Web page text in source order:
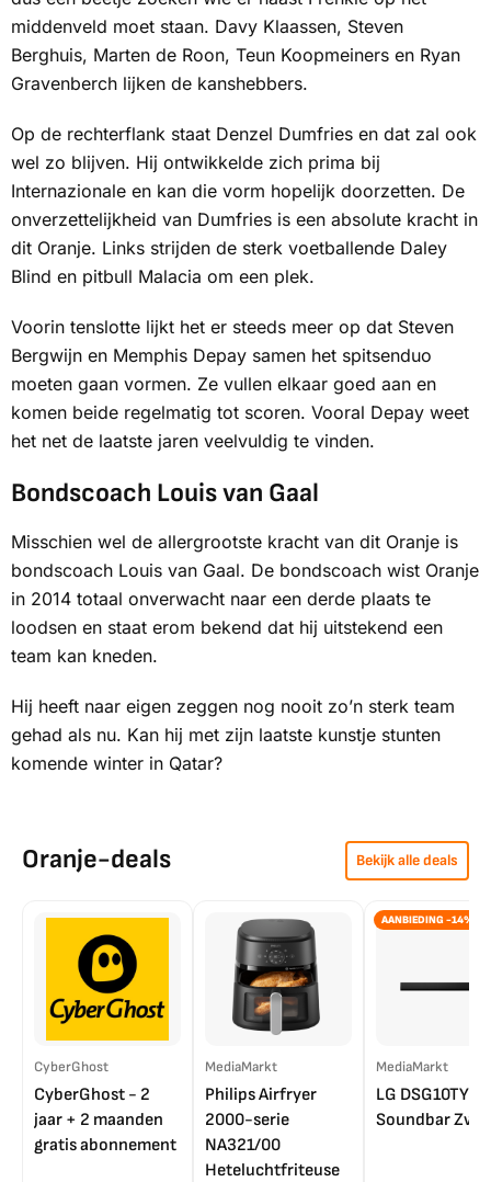
middenveld moet staan. Davy Klaassen, Steven
Berghuis, Marten de Roon, Teun Koopmeiners en Ryan
Gravenberch lijken de kanshebbers.
Op de rechterflank staat Denzel Dumfries en dat zal ook
wel zo blijven. Hij ontwikkelde zich prima bij
Internazionale en kan die vorm hopelijk doorzetten. De
onverzettelijkheid van Dumfries is een absolute kracht in
dit Oranje. Links strijden de sterk voetballende Daley
Blind en pitbull Malacia om een plek.
Voorin tenslotte lijkt het er steeds meer op dat Steven
Bergwijn en Memphis Depay samen het spitsenduo
moeten gaan vormen. Ze vullen elkaar goed aan en
komen beide regelmatig tot scoren. Vooral Depay weet
het net de laatste jaren veelvuldig te vinden.
Bondscoach Louis van Gaal
Misschien wel de allergrootste kracht van dit Oranje is
bondscoach Louis van Gaal. De bondscoach wist Oranje
in 2014 totaal onverwacht naar een derde plaats te
loodsen en staat erom bekend dat hij uitstekend een
team kan kneden.
Hij heeft naar eigen zeggen nog nooit zo’n sterk team
gehad als nu. Kan hij met zijn laatste kunstje stunten
komende winter in Qatar?
Oranje-deals Bekijk alle deals
CyberGhost
CyberGhost - 2
jaar + 2 maanden
gratis abonnement
MediaMarkt
Philips Airfryer
2000-serie
NA321/00
Heteluchtfriteuse
AANBIEDING -14%
MediaMarkt
LG DSG10TY
Soundbar